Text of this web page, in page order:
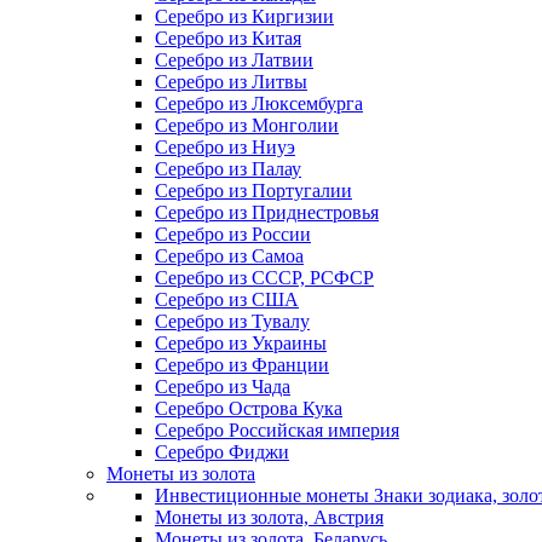
Серебро из Киргизии
Серебро из Китая
Серебро из Латвии
Серебро из Литвы
Серебро из Люксембурга
Серебро из Монголии
Серебро из Ниуэ
Серебро из Палау
Серебро из Португалии
Серебро из Приднестровья
Серебро из России
Серебро из Самоа
Серебро из СССР, РСФСР
Серебро из США
Серебро из Тувалу
Серебро из Украины
Серебро из Франции
Серебро из Чада
Серебро Острова Кука
Серебро Российская империя
Серебро Фиджи
Монеты из золота
Инвестиционные монеты Знаки зодиака,
Монеты из золота, Австрия